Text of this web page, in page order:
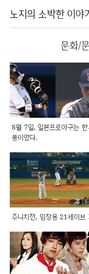
노지의 소박한 이야
문화/
8월 7일, 일본프로야구는 한
풍이었다.
주니치전, 임창용 21세이브